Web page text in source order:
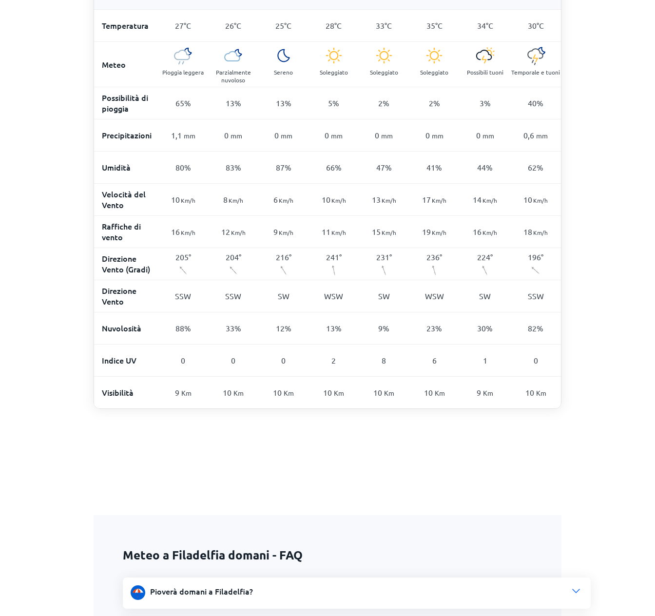
Temperatura 27°C 26°C 25°C 28°C 33°C 35°C 34°C 30°C
Meteo
Pioggia leggera
Parzialmente
nuvoloso
Sereno Soleggiato Soleggiato Soleggiato Possibili tuoni Temporale e tuoni
Possibilità di
pioggia
65% 13% 13% 5% 2% 2% 3% 40%
Precipitazioni 1,1 mm 0 mm 0 mm 0 mm 0 mm 0 mm 0 mm 0,6 mm
Umidità 80% 83% 87% 66% 47% 41% 44% 62%
Velocità del
Vento
10 Km/h 8 Km/h 6Km/h 10 Km/h 13 Km/h 17 Km/h 14Km/h 10Km/h
Raffiche di
vento
16 Km/h 12 Km/h 9 Km/h 11 Km/h 15 Km/h 19 Km/h 16Km/h 18 Km/h
Direzione
Vento (Gradi)
205° 204° 216° 241° 231° 236° 224° 196°
Direzione
Vento
SSW SSW SW WSW SW WSW SW SSW
Nuvolosità 88% 33% 12% 13% 9% 23% 30% 82%
Indice UV 0 0 0 2 8 6 1 0
Visibilità 9 Km 10 Km 10 Km 10 Km 10 Km 10 Km 9 Km 10 Km
Meteo a Filadelfia domani - FAQ
Pioverà domani a Filadelfia?